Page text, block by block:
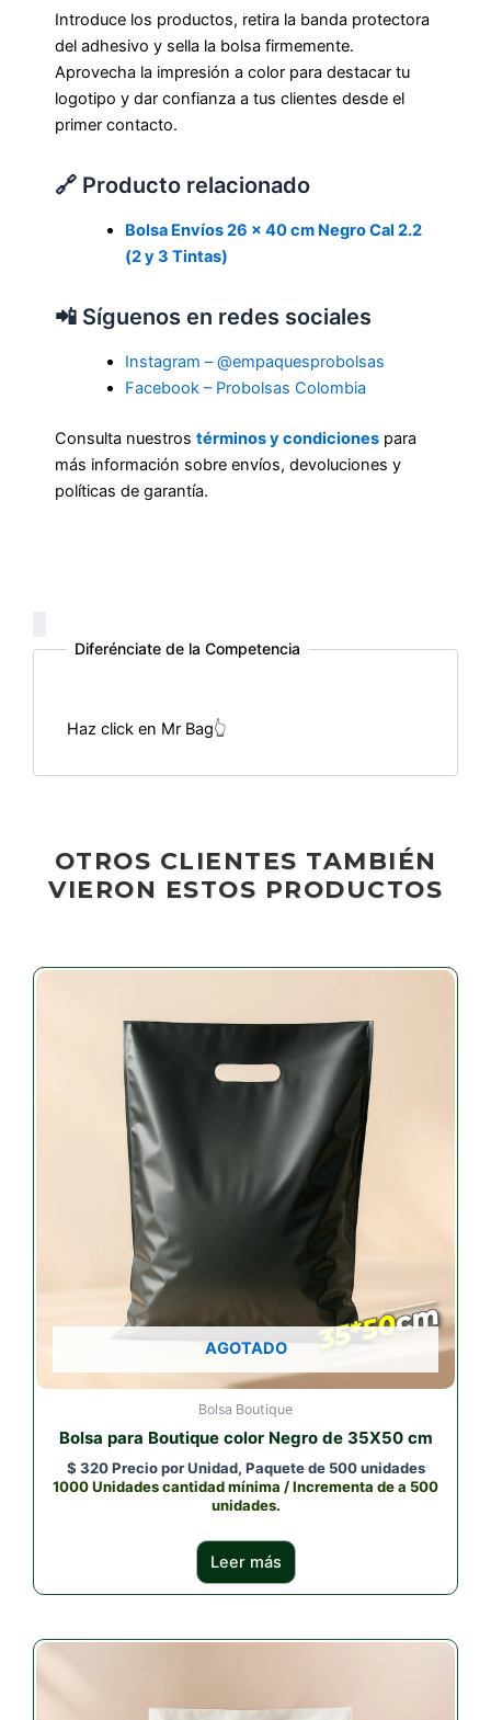
Introduce los productos, retira la banda protectora
del adhesivo y sella la bolsa firmemente.
Aprovecha la impresión a color para destacar tu
logotipo y dar confianza a tus clientes desde el
primer contacto.
🔗 Producto relacionado
Bolsa Envíos 26 x 40 cm Negro Cal 2.2
(2 y 3 Tintas)
📲 Síguenos en redes sociales
Instagram – @empaquesprobolsas
Facebook – Probolsas Colombia
Consulta nuestros términos y condiciones para
más información sobre envíos, devoluciones y
políticas de garantía.
Diferénciate de la Competencia
Haz click en Mr Bag👆
OTROS CLIENTES TAMBIÉN
VIERON ESTOS PRODUCTOS
AGOTADO
Bolsa Boutique
Bolsa para Boutique color Negro de 35X50 cm
$ 320 Precio por Unidad, Paquete de 500 unidades
1000 Unidades cantidad mínima / Incrementa de a 500
unidades.
Leer más